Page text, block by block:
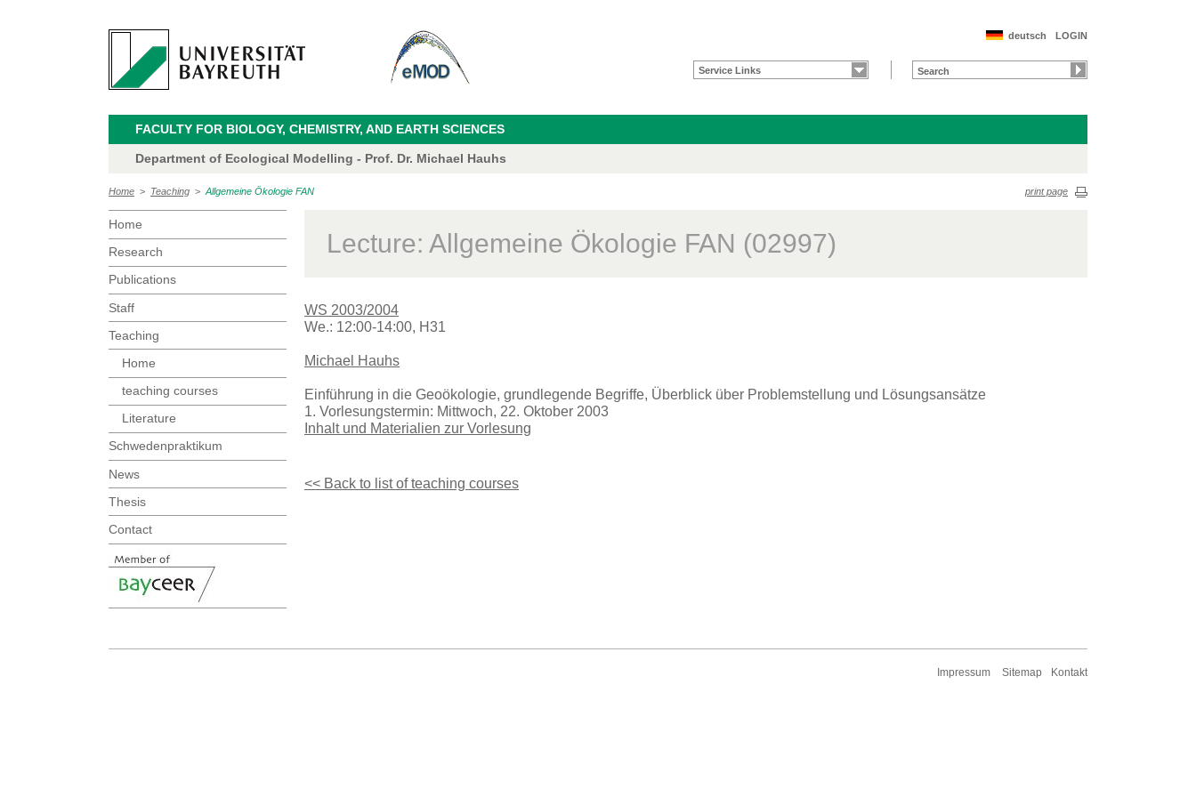
LOGIN
deutsch
Service Links
FACULTY FOR BIOLOGY, CHEMISTRY, AND EARTH SCIENCES
Department of Ecological Modelling - Prof. Dr. Michael Hauhs
Home > Teaching > Allgemeine Ökologie FAN print page
Home
Research
Publications
Staff
Teaching
Home
teaching courses
Literature
Schwedenpraktikum
News
Thesis
Contact
Lecture: Allgemeine Ökologie FAN (02997)
WS 2003/2004
We.: 12:00-14:00, H31
Michael Hauhs
Einführung in die Geoökologie, grundlegende Begriffe, Überblick über Problemstellung und Lösungsansätze
1. Vorlesungstermin: Mittwoch, 22. Oktober 2003
Inhalt und Materialien zur Vorlesung
<< Back to list of teaching courses
Impressum Sitemap Kontakt